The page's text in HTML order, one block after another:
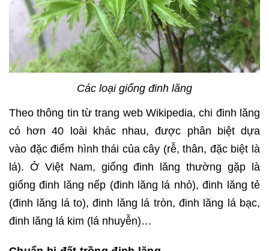
Các loại giống đinh lăng
Theo thông tin từ trang web Wikipedia, chi đinh lăng
có hơn 40 loài khác nhau, được phân biệt dựa
vào đặc điểm hình thái của cây (rễ, thân, đặc biệt là
lá). Ở Việt Nam, giống đinh lăng thường gặp là
giống đinh lăng nếp (đinh lăng lá nhỏ), đinh lăng tẻ
(đinh lăng lá to), đinh lăng lá tròn, đinh lăng lá bạc,
đinh lăng lá kim (lá nhuyễn)…